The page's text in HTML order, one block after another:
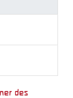
des